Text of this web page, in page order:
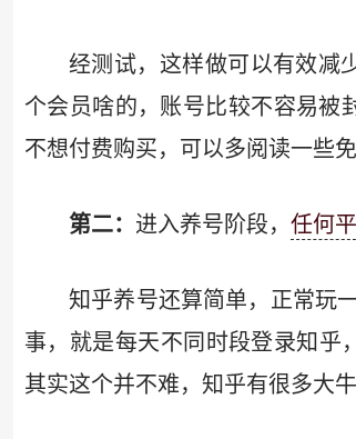
经测试，这样做可以有效减
个会员啥的，账号比较不容易被
不想付费购买，可以多阅读一些
第二： 进入养号阶段， 任何
知乎养号还算简单，正常玩
事，就是每天不同时段登录知乎
其实这个并不难，知乎有很多大